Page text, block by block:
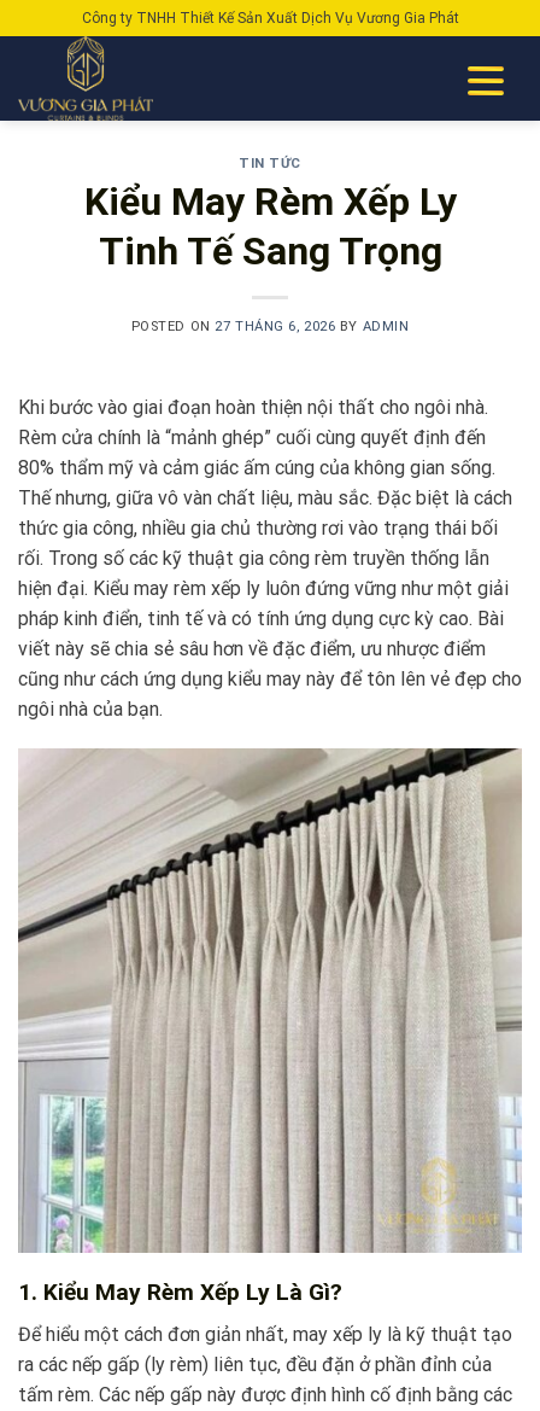
to
Công ty TNHH Thiết Kế Sản Xuất Dịch Vụ Vương Gia Phát
TIN TỨC
Kiểu May Rèm Xếp Ly
Tinh Tế Sang Trọng
POSTED ON 27 THÁNG 6, 2026 BY ADMIN
Khi bước vào giai đoạn hoàn thiện nội thất cho ngôi nhà.
Rèm cửa chính là “mảnh ghép” cuối cùng quyết định đến
80% thẩm mỹ và cảm giác ấm cúng của không gian sống.
Thế nhưng, giữa vô vàn chất liệu, màu sắc. Đặc biệt là cách
thức gia công, nhiều gia chủ thường rơi vào trạng thái bối
rối. Trong số các kỹ thuật gia công rèm truyền thống lẫn
hiện đại. Kiểu may rèm xếp ly luôn đứng vững như một giải
pháp kinh điển, tinh tế và có tính ứng dụng cực kỳ cao. Bài
viết này sẽ chia sẻ sâu hơn về đặc điểm, ưu nhược điểm
cũng như cách ứng dụng kiểu may này để tôn lên vẻ đẹp cho
ngôi nhà của bạn.
1. Kiểu May Rèm Xếp Ly Là Gì?
Để hiểu một cách đơn giản nhất, may xếp ly là kỹ thuật tạo
ra các nếp gấp (ly rèm) liên tục, đều đặn ở phần đỉnh của
tấm rèm. Các nếp gấp này được định hình cố định bằng các